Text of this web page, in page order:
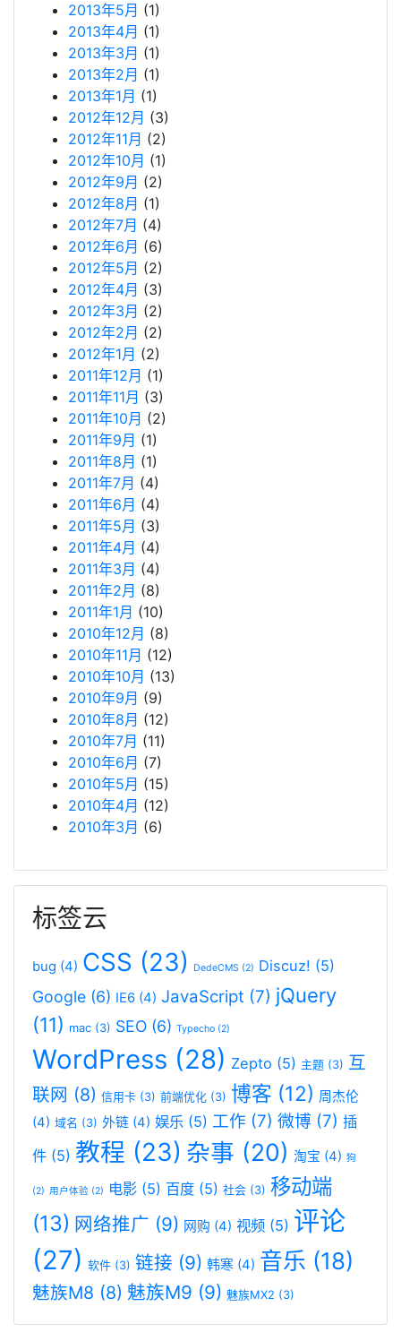
2013年5月 (1)
2013年4月 (1)
2013年3月 (1)
2013年2月 (1)
2013年1月 (1)
2012年12月 (3)
2012年11月 (2)
2012年10月 (1)
2012年9月 (2)
2012年8月 (1)
2012年7月 (4)
2012年6月 (6)
2012年5月 (2)
2012年4月 (3)
2012年3月 (2)
2012年2月 (2)
2012年1月 (2)
2011年12月 (1)
2011年11月 (3)
2011年10月 (2)
2011年9月 (1)
2011年8月 (1)
2011年7月 (4)
2011年6月 (4)
2011年5月 (3)
2011年4月 (4)
2011年3月 (4)
2011年2月 (8)
2011年1月 (10)
2010年12月 (8)
2010年11月 (12)
2010年10月 (13)
2010年9月 (9)
2010年8月 (12)
2010年7月 (11)
2010年6月 (7)
2010年5月 (15)
2010年4月 (12)
2010年3月 (6)
标签云
bug (4) CSS (23) DedeCMS (2) Discuz! (5)
Google (6) IE6 (4) JavaScript (7) jQuery
(11) mac (3) SEO (6) Typecho (2)
WordPress (28) Zepto (5) 主题 (3) 互
联网 (8) 信用卡 (3) 前端优化 (3) 博客 (12) 周杰伦
(4) 域名 (3) 外链 (4) 娱乐 (5) 工作 (7) 微博 (7) 插
件 (5) 教程 (23) 杂事 (20) 淘宝 (4) 狗
(2) 用户体验 (2) 电影 (5) 百度 (5) 社会 (3) 移动端
(13) 网络推广 (9) 网购 (4) 视频 (5) 评论
(27) 软件 (3) 链接 (9) 韩寒 (4) 音乐 (18)
魅族M8 (8) 魅族M9 (9) 魅族MX2 (3)